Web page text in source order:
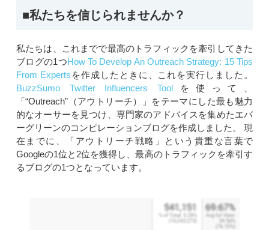
■私たちを信じられませんか？
私たちは、これまでで最高のトラフィックを牽引してきた
ブログの1つHow To Develop An Outreach Strategy: 15 Tips
From Experts を作成したときに、これを実行しました。
BuzzSumo Twitter Influencers Toolを使って、
「“Outreach”（アウトリーチ）」をテーマにした最も魅力
的なオーサーを見つけ、専門家のアドバイスを集めたエバ
ーグリーンのコンピレーションブログを作成しました。 現
在までに、「アウトリーチ戦略」という貴重な言葉で
Googleの1位と2位を獲得し、最高のトラフィックを牽引す
るブログの1つとなっています。